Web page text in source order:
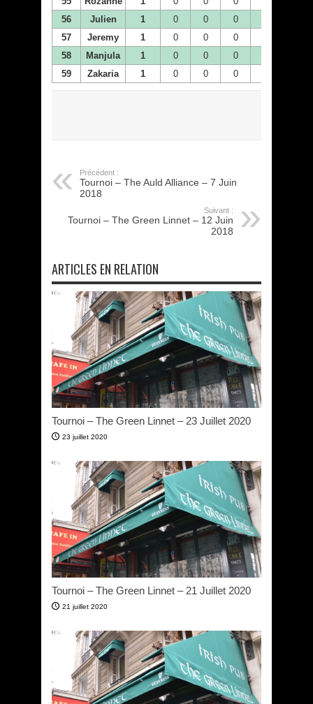
56
Julien 1 0 0 0
57
Jeremy 1 0 0 0
58
Manjula 1 0 0 0
59
Zakaria 1 0 0 0
Précédent :
Tournoi – The Auld Alliance – 7 Juin
2018
Suivant :
Tournoi – The Green Linnet – 12 Juin
2018
ARTICLES EN RELATION
Tournoi – The Green Linnet – 23 Juillet 2020
23 juillet 2020
Tournoi – The Green Linnet – 21 Juillet 2020
21 juillet 2020